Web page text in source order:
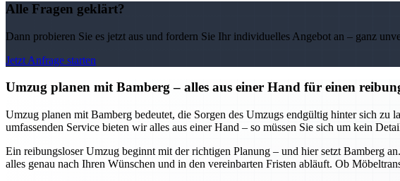
Alle Fragen geklärt?
Dann probieren Sie es jetzt aus und fordern Sie Ihr individuelles Angebot an – ganz
Jetzt Anfrage starten
Umzug planen mit Bamberg – alles aus einer Hand für einen
Umzug planen mit Bamberg bedeutet, die Sorgen des Umzugs endgültig hinter sich zu
umfassenden Service bieten wir alles aus einer Hand – so müssen Sie sich um kein
Ein reibungsloser Umzug beginnt mit der richtigen Planung – und hier setzt Bamberg
alles genau nach Ihren Wünschen und in den vereinbarten Fristen abläuft. Ob